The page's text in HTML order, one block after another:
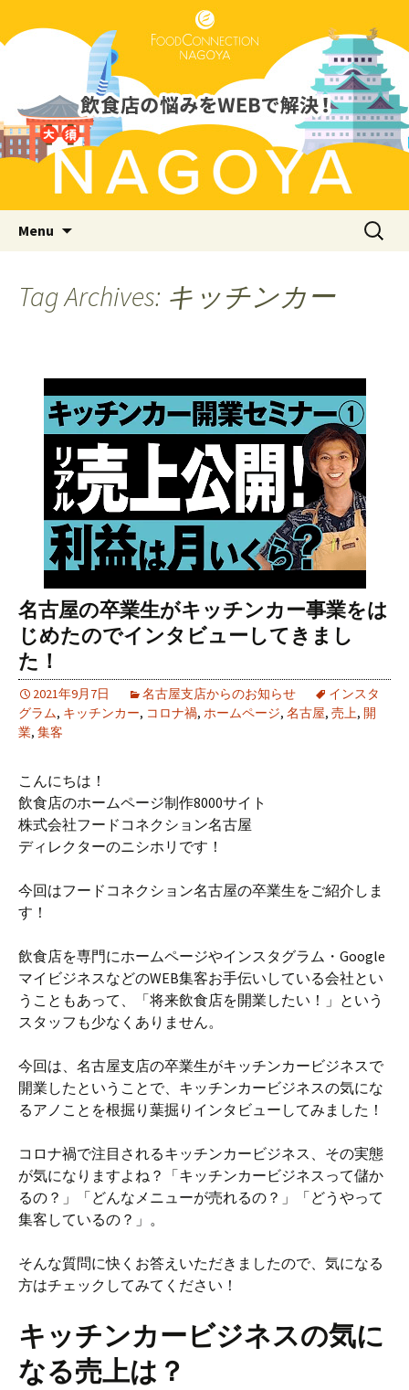
フードコネクション名古屋支店
ブログ
Just another WordPress site
Menu
検
Tag Archives: キッチンカー
名古屋の卒業生がキッチンカー事業をは
じめたのでインタビューしてきまし
た！
2021年9月7日 名古屋支店からのお知らせ
インスタ
グラム, キッチンカー, コロナ禍, ホームページ, 名古屋, 売上, 開
業, 集客
こんにちは！
飲食店のホームページ制作8000サイト
株式会社フードコネクション名古屋
ディレクターのニシホリです！
今回はフードコネクション名古屋の卒業生をご紹介しま
す！
飲食店を専門にホームページやインスタグラム・Google
マイビジネスなどのWEB集客お手伝いしている会社とい
うこともあって、「将来飲食店を開業したい！」という
スタッフも少なくありません。
今回は、名古屋支店の卒業生がキッチンカービジネスで
開業したということで、キッチンカービジネスの気にな
るアノことを根掘り葉掘りインタビューしてみました！
コロナ禍で注目されるキッチンカービジネス、その実態
が気になりますよね？「キッチンカービジネスって儲か
るの？」「どんなメニューが売れるの？」「どうやって
集客しているの？」。
そんな質問に快くお答えいただきましたので、気になる
方はチェックしてみてください！
キッチンカービジネスの気に
なる売上は？